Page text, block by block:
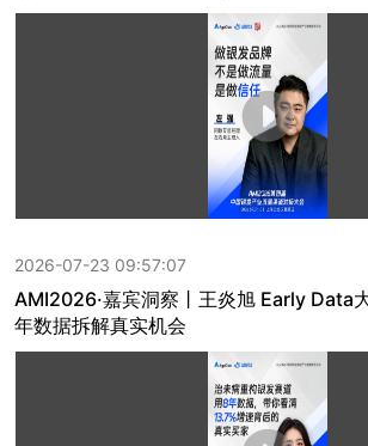
2026-07-23 09:57:07
AMI2026·嘉宾洞察丨王炎旭 Early Data
年数据拆解真实机会